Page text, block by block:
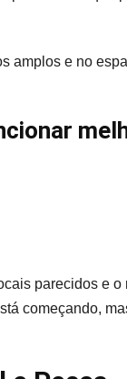
amplos e no
parecidos e
começando,